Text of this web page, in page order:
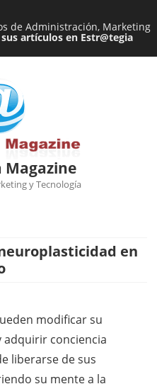
de Administración, Marketing
artículos en Estr@tegia
Magazine
y Tecnología
en
modificar su
conciencia
liberarse de sus
su mente a la